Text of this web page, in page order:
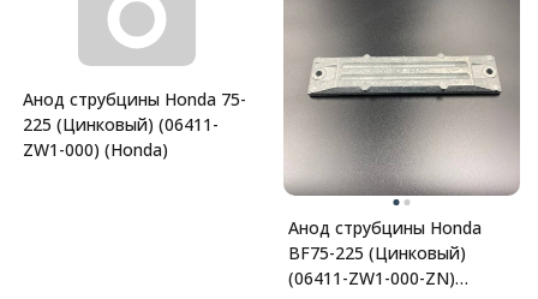
Анод струбцины Honda 75-
225 (Цинковый) (06411-
ZW1-000) (Honda)
Анод струбцины Honda
BF75-225 (Цинковый)
(06411-ZW1-000-ZN)